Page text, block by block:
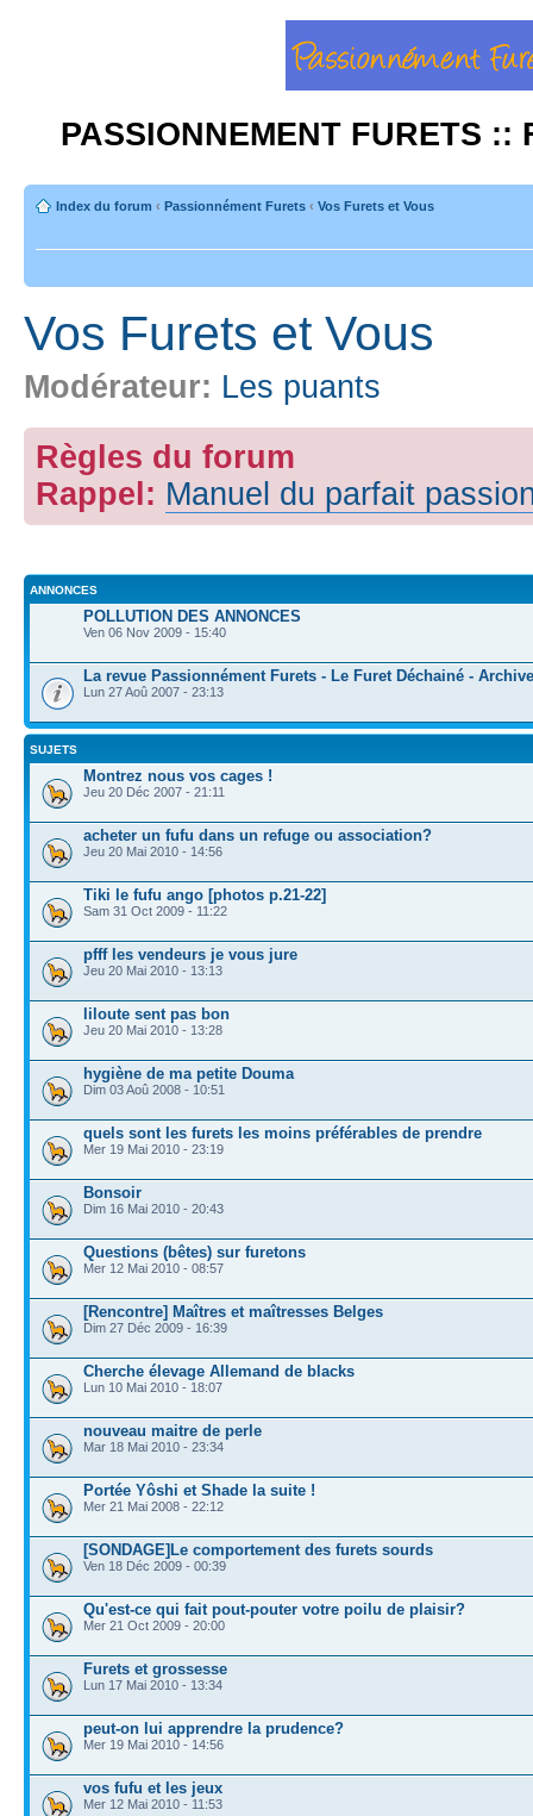
PASSIONNEMENT FURETS ::
Index du forum ‹ Passionnément Furets ‹ Vos Furets et Vous
Vos Furets et Vous
Modérateur: Les puants
Règles du forum
Rappel: Manuel du parfait
ANNONCES
POLLUTION DES ANNONCES
Ven 06 Nov 2009 - 15:40
La revue Passionnément Furets - Le Furet Déchainé -
Lun 27 Aoû 2007 - 23:13
SUJETS
Montrez nous vos cages !
Jeu 20 Déc 2007 - 21:11
acheter un fufu dans un refuge ou association?
Jeu 20 Mai 2010 - 14:56
Tiki le fufu ango [photos p.21-22]
Sam 31 Oct 2009 - 11:22
pfff les vendeurs je vous jure
Jeu 20 Mai 2010 - 13:13
liloute sent pas bon
Jeu 20 Mai 2010 - 13:28
hygiène de ma petite Douma
Dim 03 Aoû 2008 - 10:51
quels sont les furets les moins préférables de prendre
Mer 19 Mai 2010 - 23:19
Bonsoir
Dim 16 Mai 2010 - 20:43
Questions (bêtes) sur furetons
Mer 12 Mai 2010 - 08:57
[Rencontre] Maîtres et maîtresses Belges
Dim 27 Déc 2009 - 16:39
Cherche élevage Allemand de blacks
Lun 10 Mai 2010 - 18:07
nouveau maitre de perle
Mar 18 Mai 2010 - 23:34
Portée Yôshi et Shade la suite !
Mer 21 Mai 2008 - 22:12
[SONDAGE]Le comportement des furets sourds
Ven 18 Déc 2009 - 00:39
Qu'est-ce qui fait pout-pouter votre poilu de plaisir?
Mer 21 Oct 2009 - 20:00
Furets et grossesse
Lun 17 Mai 2010 - 13:34
peut-on lui apprendre la prudence?
Mer 19 Mai 2010 - 14:56
vos fufu et les jeux
Mer 12 Mai 2010 - 11:53